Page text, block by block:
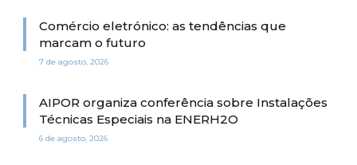
Comércio eletrónico: as tendências que
marcam o futuro
7 de agosto, 2026
AIPOR organiza conferência sobre Instalações
Técnicas Especiais na ENERH2O
6 de agosto, 2026